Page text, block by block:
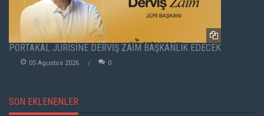
PORTAKAL JÜRİSİNE DERVİŞ ZAİM BAŞKANLIK EDECEK
05 Agustos 2026 0
SON EKLENENLER